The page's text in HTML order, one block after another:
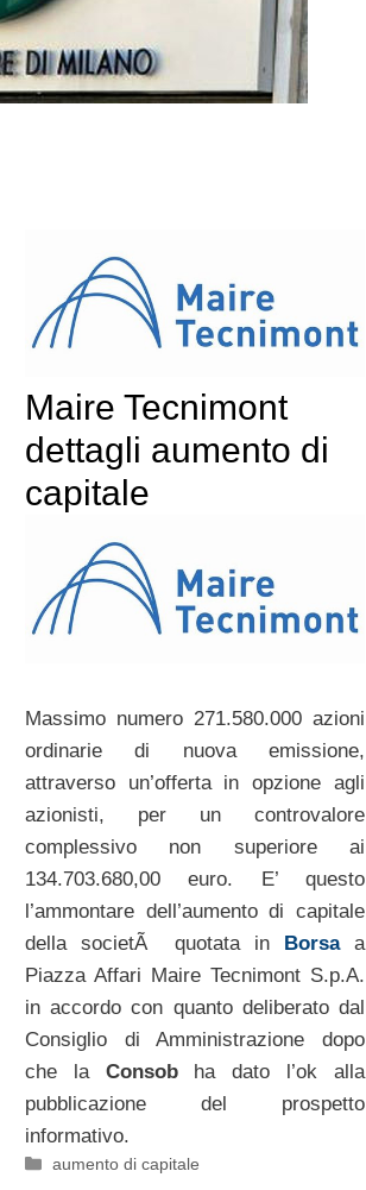
Maire Tecnimont
dettagli aumento di
capitale
Massimo numero 271.580.000 azioni
ordinarie di nuova emissione,
attraverso un’offerta in opzione agli
azionisti, per un controvalore
complessivo non superiore ai
134.703.680,00 euro. E’ questo
l’ammontare dell’aumento di capitale
della societÃ quotata in Borsaa
Piazza Affari Maire Tecnimont S.p.A.
in accordo con quanto deliberato dal
Consiglio di Amministrazione dopo
che la Consobha dato l’ok alla
pubblicazione del prospetto
informativo.
Categorie
aumento di capitale